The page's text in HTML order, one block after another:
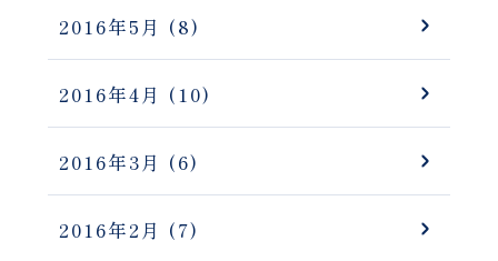
2016年5月 (8)
2016年4月 (10)
2016年3月 (6)
2016年2月 (7)